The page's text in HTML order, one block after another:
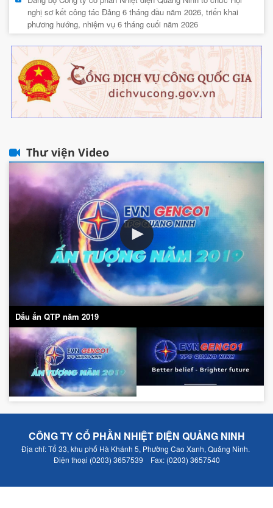
nghị sơ kết công tác Đảng 6 tháng đầu năm 2026, triển khai
phương hướng, nhiệm vụ 6 tháng cuối năm 2026
Thư viện Video
Dấu ấn QTP năm 2019
CÔNG TY CỔ PHẦN NHIỆT ĐIỆN QUẢNG NINH
Địa chỉ: Tổ 33, khu phố Hà Khánh 5, Phường Cao Xanh, Quảng Ninh.
Điện thoại (0203) 3657539 Fax: (0203) 3657540